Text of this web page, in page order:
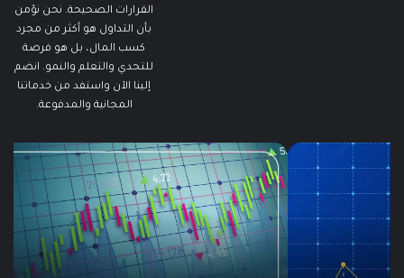
القرارات الصحيحة. نحن نؤمن
بأن التداول هو أكثر من مجرد
كسب المال، بل هو فرصة
للتحدي والتعلم والنمو. انضم
إلينا الآن واستفد من خدماتنا
المجانية والمدفوعة.
ما
هو
الـ
Swing
دليلك
الشامل